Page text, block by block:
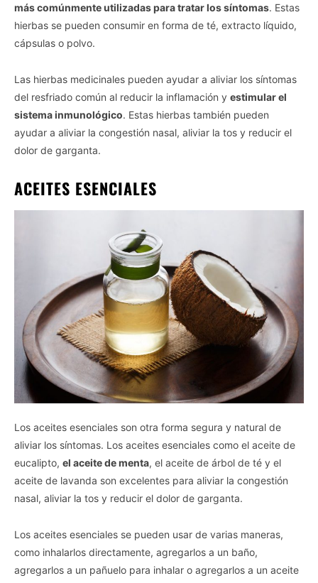
más comúnmente utilizadas para tratar los síntomas. Estas
hierbas se pueden consumir en forma de té, extracto líquido,
cápsulas o polvo.
Las hierbas medicinales pueden ayudar a aliviar los síntomas
del resfriado común al reducir la inflamación y estimular el
sistema inmunológico. Estas hierbas también pueden
ayudar a aliviar la congestión nasal, aliviar la tos y reducir el
dolor de garganta.
ACEITES ESENCIALES
Los aceites esenciales son otra forma segura y natural de
aliviar los síntomas. Los aceites esenciales como el aceite de
eucalipto, el aceite de menta, el aceite de árbol de té y el
aceite de lavanda son excelentes para aliviar la congestión
nasal, aliviar la tos y reducir el dolor de garganta.
Los aceites esenciales se pueden usar de varias maneras,
como inhalarlos directamente, agregarlos a un baño,
agregarlos a un pañuelo para inhalar o agregarlos a un aceite